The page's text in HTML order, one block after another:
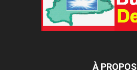
À PROPOS